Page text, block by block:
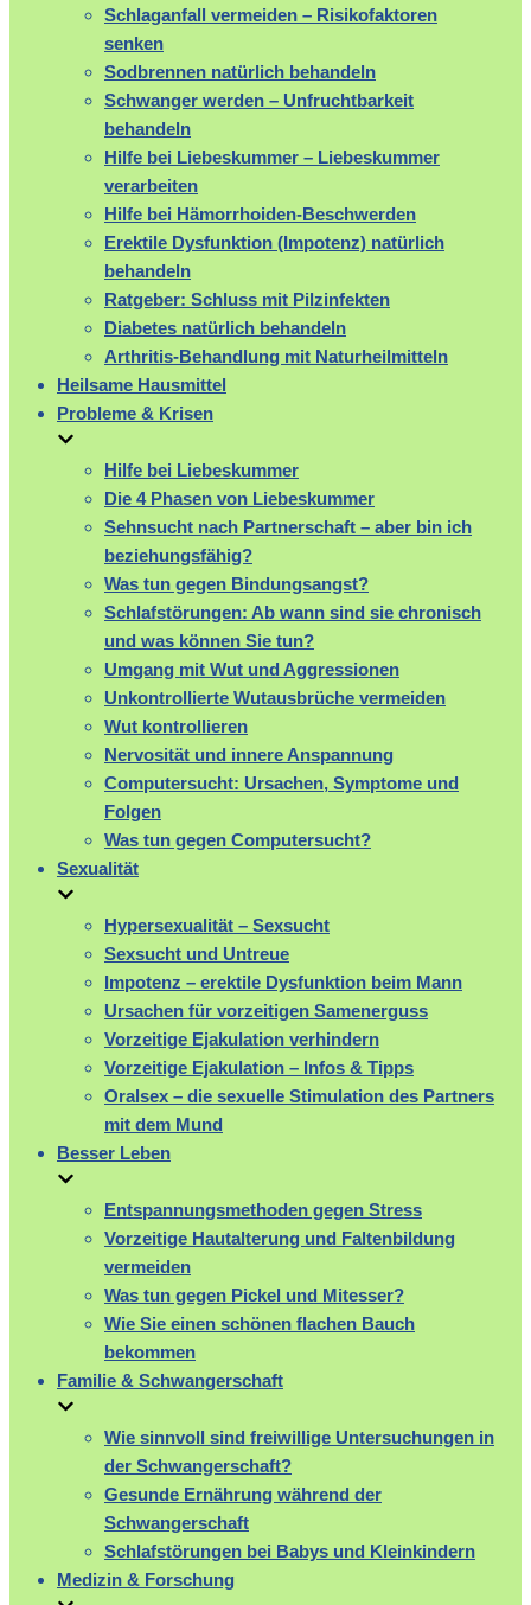
Schlaganfall vermeiden – Risikofaktoren
senken
Sodbrennen natürlich behandeln
Schwanger werden – Unfruchtbarkeit
behandeln
Hilfe bei Liebeskummer – Liebeskummer
verarbeiten
Hilfe bei Hämorrhoiden-Beschwerden
Erektile Dysfunktion (Impotenz) natürlich
behandeln
Ratgeber: Schluss mit Pilzinfekten
Diabetes natürlich behandeln
Arthritis-Behandlung mit Naturheilmitteln
Heilsame Hausmittel
Probleme & Krisen
Hilfe bei Liebeskummer
Die 4 Phasen von Liebeskummer
Sehnsucht nach Partnerschaft – aber bin ich
beziehungsfähig?
Was tun gegen Bindungsangst?
Schlafstörungen: Ab wann sind sie chronisch
und was können Sie tun?
Umgang mit Wut und Aggressionen
Unkontrollierte Wutausbrüche vermeiden
Wut kontrollieren
Nervosität und innere Anspannung
Computersucht: Ursachen, Symptome und
Folgen
Was tun gegen Computersucht?
Sexualität
Hypersexualität – Sexsucht
Sexsucht und Untreue
Impotenz – erektile Dysfunktion beim Mann
Ursachen für vorzeitigen Samenerguss
Vorzeitige Ejakulation verhindern
Vorzeitige Ejakulation – Infos & Tipps
Oralsex – die sexuelle Stimulation des Partners
mit dem Mund
Besser Leben
Entspannungsmethoden gegen Stress
Vorzeitige Hautalterung und Faltenbildung
vermeiden
Was tun gegen Pickel und Mitesser?
Wie Sie einen schönen flachen Bauch
bekommen
Familie & Schwangerschaft
Wie sinnvoll sind freiwillige Untersuchungen in
der Schwangerschaft?
Gesunde Ernährung während der
Schwangerschaft
Schlafstörungen bei Babys und Kleinkindern
Medizin & Forschung